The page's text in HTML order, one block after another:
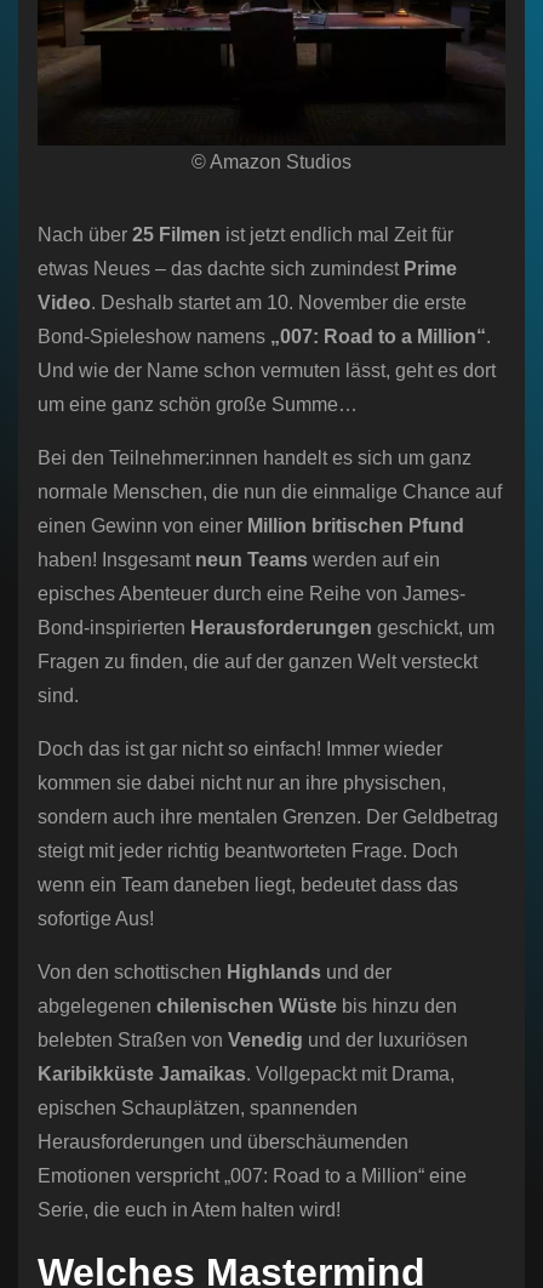
© Amazon Studios
Nach über 25 Filmen ist jetzt endlich mal Zeit für
etwas Neues – das dachte sich zumindest Prime
Video. Deshalb startet am 10. November die erste
Bond-Spieleshow namens „007: Road to a Million“.
Und wie der Name schon vermuten lässt, geht es dort
um eine ganz schön große Summe…
Bei den Teilnehmer:innen handelt es sich um ganz
normale Menschen, die nun die einmalige Chance auf
einen Gewinn von einer Million britischen Pfund
haben! Insgesamt neun Teams werden auf ein
episches Abenteuer durch eine Reihe von James-
Bond-inspirierten Herausforderungen geschickt, um
Fragen zu finden, die auf der ganzen Welt versteckt
sind.
Doch das ist gar nicht so einfach! Immer wieder
kommen sie dabei nicht nur an ihre physischen,
sondern auch ihre mentalen Grenzen. Der Geldbetrag
steigt mit jeder richtig beantworteten Frage. Doch
wenn ein Team daneben liegt, bedeutet dass das
sofortige Aus!
Von den schottischen Highlands und der
abgelegenen chilenischen Wüste bis hinzu den
belebten Straßen von Venedig und der luxuriösen
Karibikküste Jamaikas. Vollgepackt mit Drama,
epischen Schauplätzen, spannenden
Herausforderungen und überschäumenden
Emotionen verspricht „007: Road to a Million“ eine
Serie, die euch in Atem halten wird!
Welches Mastermind